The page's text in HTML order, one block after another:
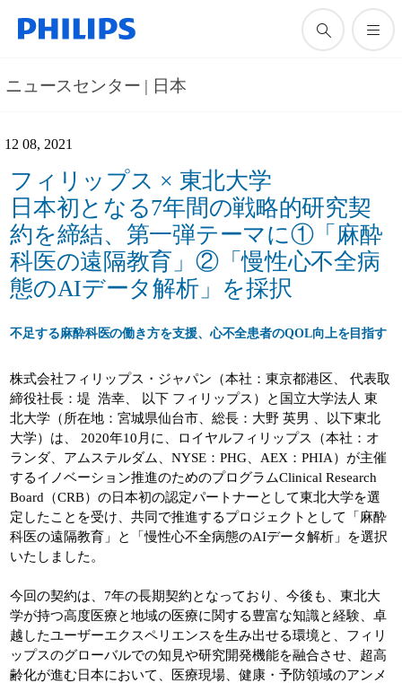
ニュースセンター | 日本
12 08, 2021
フィリップス × 東北大学
日本初となる7年間の戦略的研究契
約を締結、第一弾テーマに①「麻酔
科医の遠隔教育」②「慢性心不全病
態のAIデータ解析」を採択
不足する麻酔科医の働き方を支援、心不全患者のQOL向上を目指す
株式会社フィリップス・ジャパン（本社：東京都港区、 代表取
締役社長：堤 浩幸、 以下 フィリップス）と国立大学法人 東
北大学（所在地：宮城県仙台市、総長：大野 英男 、以下東北
大学）は、 2020年10月に、ロイヤルフィリップス（本社：オ
ランダ、アムステルダム、NYSE：PHG、AEX：PHIA）が主催
するイノベーション推進のためのプログラムClinical Research
Board（CRB）の日本初の認定パートナーとして東北大学を選
定したことを受け、共同で推進するプロジェクトとして「麻酔
科医の遠隔教育」と「慢性心不全病態のAIデータ解析」を選択
いたしました。
今回の契約は、7年の長期契約となっており、今後も、東北大
学が持つ高度医療と地域の医療に関する豊富な知識と経験、卓
越したユーザーエクスペリエンスを生み出せる環境と、フィリ
ップスのグローバルでの知見や研究開発機能を融合させ、超高
齢化が進む日本において、医療現場、健康・予防領域のアンメ